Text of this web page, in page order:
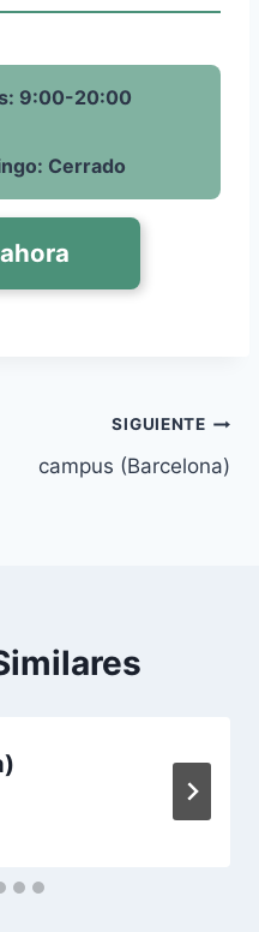
9:00-20:00
Cerrado
SIGUIENTE
campus (Barcelona)